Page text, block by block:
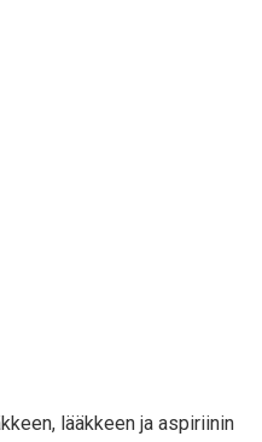
lääkkeen ja aspiriinin